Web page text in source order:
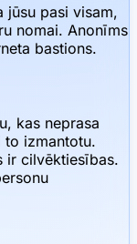
jūsu pasi visam,
nomai. Anonīms
bastions.
kas neprasa
izmantotu.
ir cilvēktiesības.